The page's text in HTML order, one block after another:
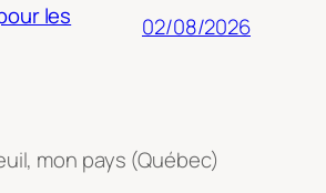
les 02/08/2026
mon pays (Québec)